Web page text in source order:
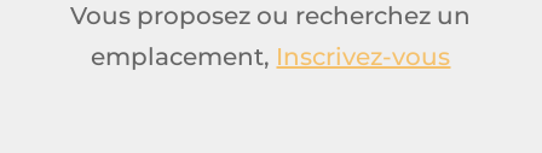
Vous proposez ou recherchez un
emplacement, Inscrivez-vous